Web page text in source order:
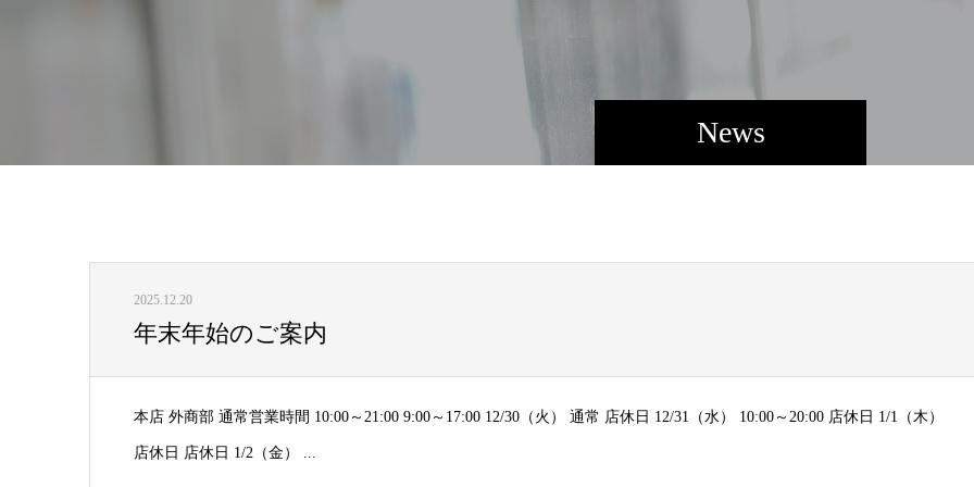
News
2025.12.20
年末年始のご案内
本店 外商部 通常営業時間 10:00～21:00 9:00～17:00 12/30（火） 通常 店休日 12/31（水） 10:00～20:00 店休日 1/1（木）
店休日 店休日 1/2（金） ...